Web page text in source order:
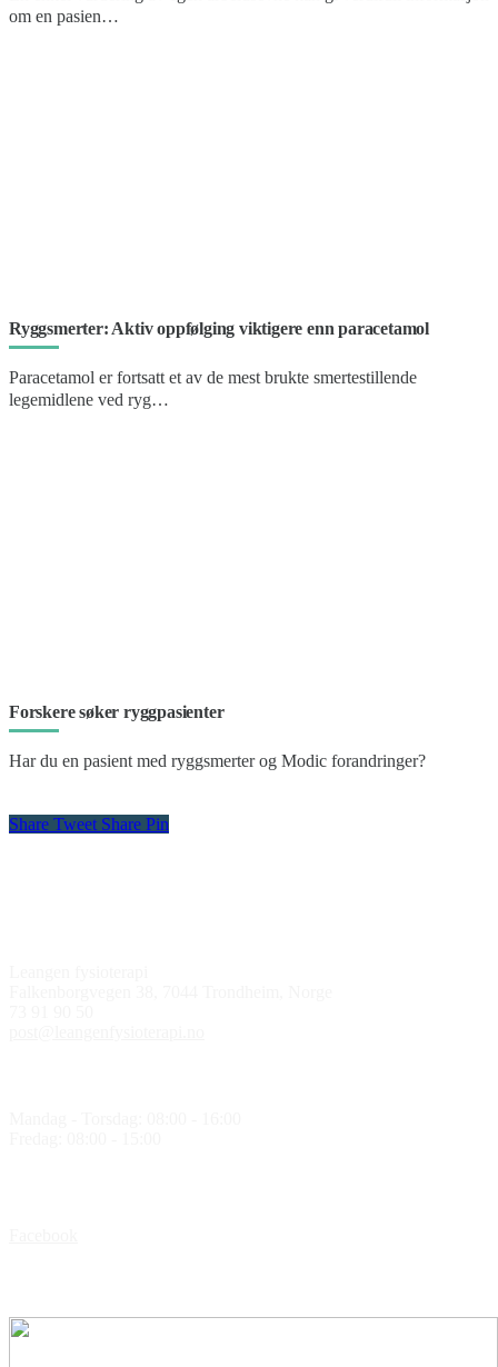
om en pasien…
Ryggsmerter: Aktiv oppfølging viktigere enn paracetamol
Paracetamol er fortsatt et av de mest brukte smertestillende
legemidlene ved ryg…
Forskere søker ryggpasienter
Har du en pasient med ryggsmerter og Modic forandringer?
Share Tweet Share Pin